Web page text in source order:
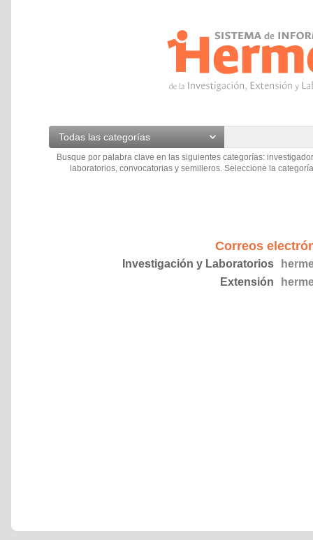
Todas las categorías
Busque por palabra clave en las siguientes categorías:
laboratorios, convocatorias y semilleros. Seleccione la
Correos
Investigación y Laboratorios
Extensión